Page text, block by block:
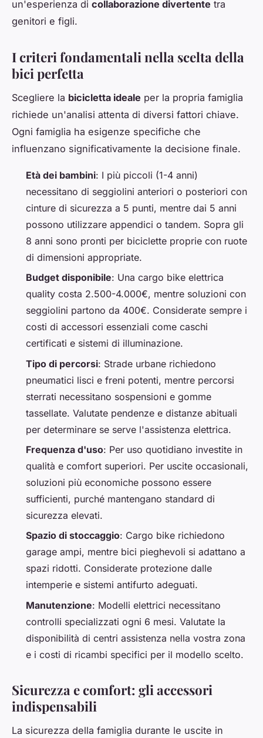
un'esperienza di collaborazione divertente tra
genitori e figli.
I criteri fondamentali nella scelta della
bici perfetta
Scegliere la bicicletta ideale per la propria famiglia
richiede un'analisi attenta di diversi fattori chiave.
Ogni famiglia ha esigenze specifiche che
influenzano significativamente la decisione finale.
Età dei bambini: I più piccoli (1-4 anni)
necessitano di seggiolini anteriori o posteriori con
cinture di sicurezza a 5 punti, mentre dai 5 anni
possono utilizzare appendici o tandem. Sopra gli
8 anni sono pronti per biciclette proprie con ruote
di dimensioni appropriate.
Budget disponibile: Una cargo bike elettrica
quality costa 2.500-4.000€, mentre soluzioni con
seggiolini partono da 400€. Considerate sempre i
costi di accessori essenziali come caschi
certificati e sistemi di illuminazione.
Tipo di percorsi: Strade urbane richiedono
pneumatici lisci e freni potenti, mentre percorsi
sterrati necessitano sospensioni e gomme
tassellate. Valutate pendenze e distanze abituali
per determinare se serve l'assistenza elettrica.
Frequenza d'uso: Per uso quotidiano investite in
qualità e comfort superiori. Per uscite occasionali,
soluzioni più economiche possono essere
sufficienti, purché mantengano standard di
sicurezza elevati.
Spazio di stoccaggio: Cargo bike richiedono
garage ampi, mentre bici pieghevoli si adattano a
spazi ridotti. Considerate protezione dalle
intemperie e sistemi antifurto adeguati.
Manutenzione: Modelli elettrici necessitano
controlli specializzati ogni 6 mesi. Valutate la
disponibilità di centri assistenza nella vostra zona
e i costi di ricambi specifici per il modello scelto.
Sicurezza e comfort: gli accessori
indispensabili
La sicurezza della famiglia durante le uscite in